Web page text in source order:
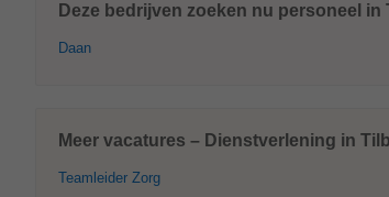
Deze bedrijven zoeken nu personeel in
Daan
Meer vacatures – Dienstverlening in
Teamleider Zorg